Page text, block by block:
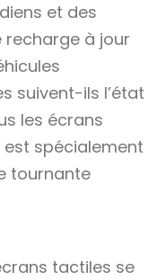
et des
à jour
suivent-ils l’état
les écrans
spécialement
tournante
tactiles se